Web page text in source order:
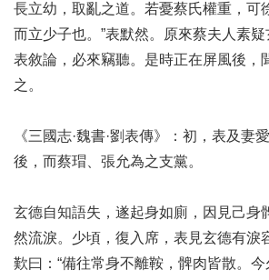
長立幼，取亂之道。若憂蔡氏權重，可
而立少子也。”表默然。原來蔡夫人素
表敘論，必來竊聽。是時正在屏風後，
之。
《三國志·魏書·劉表傳》：初，表及妻
後，而蔡瑁、張允為之支黨。
玄德自知語失，遂起身如廁，因見己身
然流淚。少頃，復入席，表見玄德有淚
歎曰：“備往常身不離鞍，髀肉皆散。